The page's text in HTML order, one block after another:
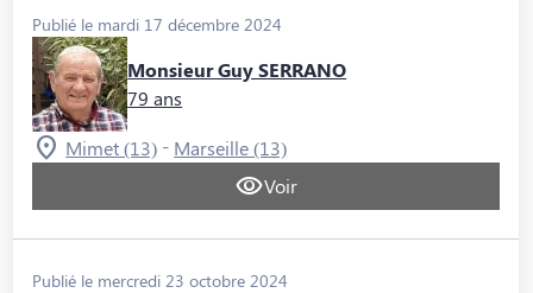
Publié le mardi 17 décembre 2024
Monsieur Guy SERRANO
79 ans
Mimet (13) - Marseille (13)
Voir
Publié le mercredi 23 octobre 2024